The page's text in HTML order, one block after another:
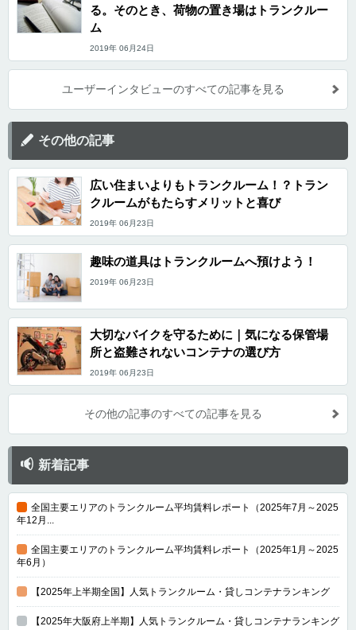
る。そのとき、荷物の置き場はトランクルー
ム
2019年 06月24日
ユーザーインタビューのすべての記事を見る
その他の記事
広い住まいよりもトランクルーム！？トラン
クルームがもたらすメリットと喜び
2019年 06月23日
趣味の道具はトランクルームへ預けよう！
2019年 06月23日
大切なバイクを守るために｜気になる保管場
所と盗難されないコンテナの選び方
2019年 06月23日
その他の記事のすべての記事を見る
新着記事
全国主要エリアのトランクルーム平均賃料レポート（2025年7月～2025
年12月...
全国主要エリアのトランクルーム平均賃料レポート（2025年1月～2025
年6月）
【2025年上半期全国】人気トランクルーム・貸しコンテナランキング
【2025年大阪府上半期】人気トランクルーム・貸しコンテナランキング